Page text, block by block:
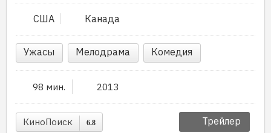
США Канада
Ужасы Мелодрама Комедия
98 мин. 2013
КиноПоиск 6.8 Трейлер